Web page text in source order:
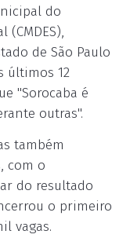
do
de São Paulo
últimos 12
"Sorocaba é
outras".
também
com o
do resultado
o primeiro
vagas.